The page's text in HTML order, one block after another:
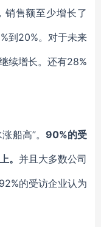
销售额至少增长了
到20%。对于未来
续增长。还有28%
船高”。 90%的受
。 并且大多数公司
92%的受访企业认为